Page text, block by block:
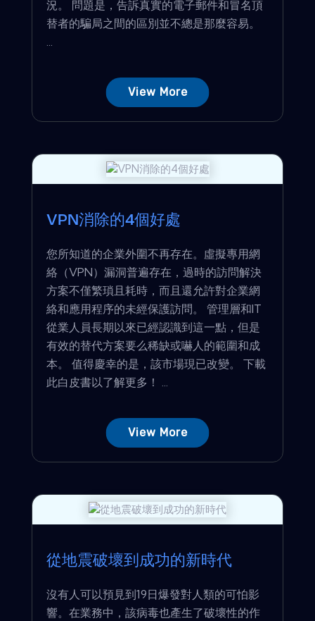
況。 問題是，告訴真實的電子郵件和冒名頂
替者的騙局之間的區別並不總是那麼容易。
View More
VPN消除的4個好處
您所知道的企業外圍不再存在。虛擬專用網
絡（VPN）漏洞普遍存在，過時的訪問解決
方案不僅繁瑣且耗時，而且還允許對企業網
絡和應用程序的未經保護訪問。 管理層和IT
從業人員長期以來已經認識到這一點，但是
有效的替代方案要么稀缺或嚇人的範圍和成
本。 值得慶幸的是，該市場現已改變。 下載
此白皮書以了解更多！ ...
View More
從地震破壞到成功的新時代
沒有人可以預見到19日爆發對人類的可怕影
響。在業務中，該病毒也產生了破壞性的作